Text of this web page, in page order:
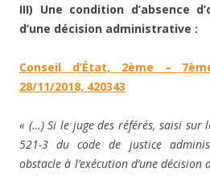
III) Une condition d’absence
d’une décision administrative :
Conseil d’État, 2ème –
28/11/2018, 420343
« (…) Si le juge des référés, saisi sur
521-3 du code de justice
obstacle à l’exécution d’une